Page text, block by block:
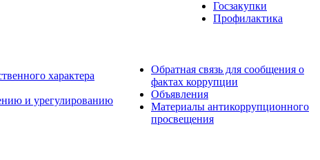
Госзакупки
Профилактика
характера
и урегулированию
Обратная связь для сообщения о
фактах коррупции
Объявления
Материалы антикоррупционного
просвещения